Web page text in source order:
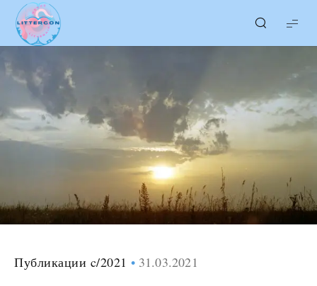
LITTERcon
Публикации c/2021 31.03.2021